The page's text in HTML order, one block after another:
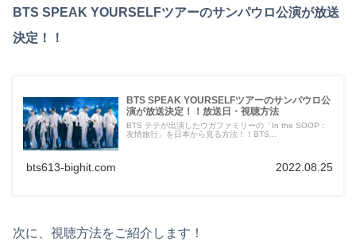
BTS SPEAK YOURSELFツアーのサンパウロ公演が放送
決定！！
BTS SPEAK YOURSELFツアーのサンパウロ公
演が放送決定！！放送日・視聴方法
BTS テテが出演したウガファミリーの「In the SOOP：
友情旅行」を日本から見る方法！！BTS...
bts613-bighit.com 2022.08.25
次に、視聴方法をご紹介します！